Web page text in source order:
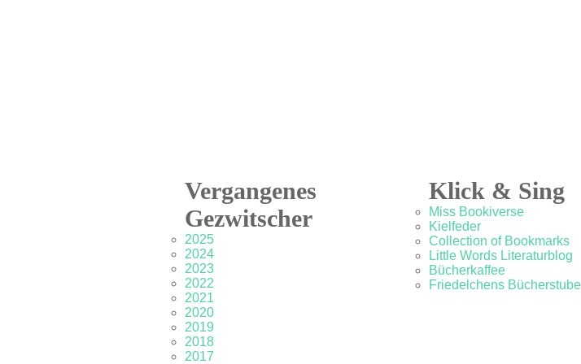
Vergangenes
Gezwitscher
2025
2024
2023
2022
2021
2020
2019
2018
2017
Klick & Sing
Miss Bookiverse
Kielfeder
Collection of Bookmarks
Little Words Literaturblog
Bücherkaffee
Friedelchens Bücherstube